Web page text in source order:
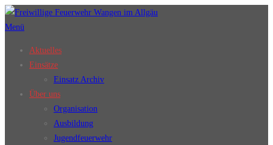
Zum
Inhalt
Menü
Aktuelles
Einsätze
Einsatz Archiv
Über uns
Organisation
Ausbildung
Jugendfeuerwehr